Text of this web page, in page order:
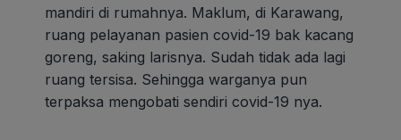
mandiri di rumahnya. Maklum, di Karawang,
ruang pelayanan pasien covid-19 bak kacang
goreng, saking larisnya. Sudah tidak ada lagi
ruang tersisa. Sehingga warganya pun
terpaksa mengobati sendiri covid-19 nya.